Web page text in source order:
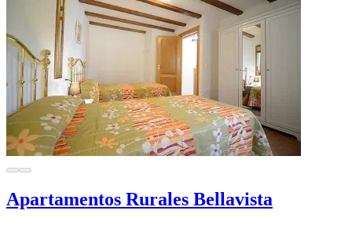
Apartamentos Rurales Bellavista